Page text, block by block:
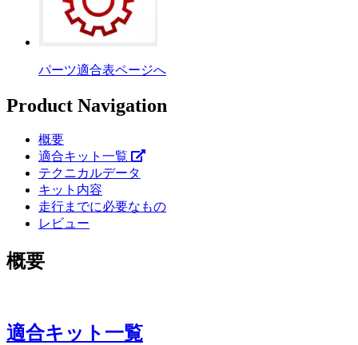
パーツ適合表ページへ
Product Navigation
概要
適合キット一覧
テクニカルデータ
キット内容
走行までに必要なもの
レビュー
概要
適合キット一覧